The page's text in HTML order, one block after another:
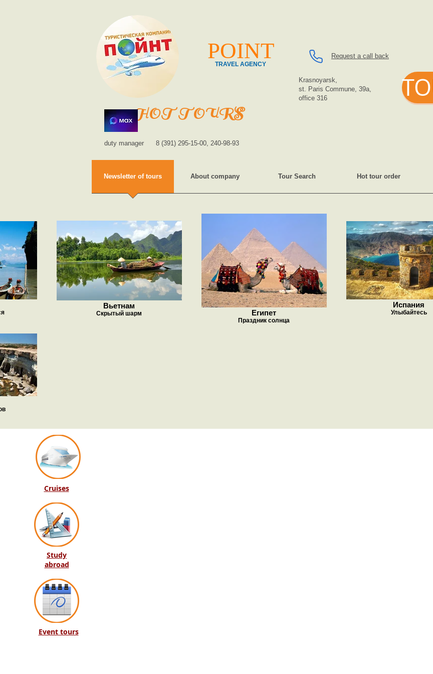
POINT
TRAVEL AGENCY
HOT TOURS
Request a call back
Krasnoyarsk,
st. Paris Commune, 39a,
office 316
duty manager 8 (391) 295-15-00, 240-98-93
Newsletter of tours About company Tour Search Hot tour order
Вьетнам
Скрытый шарм Египет
Праздник солнца
Испания
Улыбайтесь
Cruises
Study
abroad
Event tours